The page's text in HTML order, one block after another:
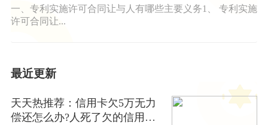
一、专利实施许可合同让与人有哪些主要义务1、 专利实施
许可合同让...
最近更新
天天热推荐：信用卡欠5万无力
偿还怎么办?人死了欠的信用卡